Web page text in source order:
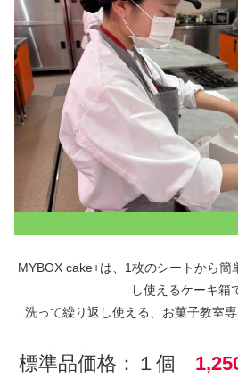
MYBOX cake+は、1枚のシートから簡
し使えるケーキ箱
洗って繰り返し使える、お菓子教室
標準品価格：１個